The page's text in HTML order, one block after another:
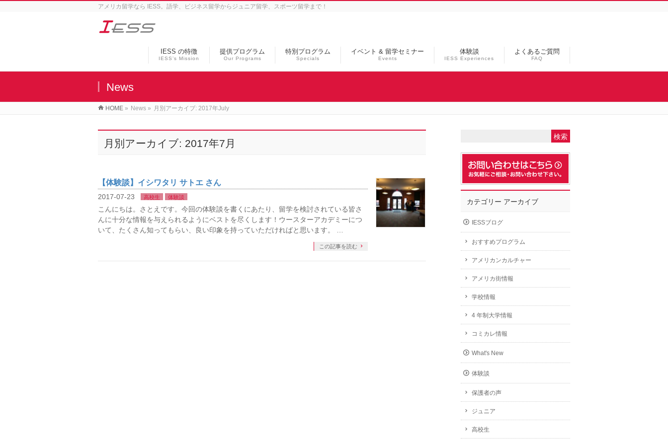
アメリカ留学なら IESS。語学、ビジネス留学からジュニア留学、スポーツ留学まで！
IESS の特徴
IESS’s Mission
提供プログラム
Our Programs
特別プログラム
Specials
イベント & 留学セミナー
Events
体験談
IESS Experiences
よくあるご質問
FAQ
News
HOME » News » 月別アーカイブ: 2017年July
月別アーカイブ: 2017年7月
【体験談】イシワタリ サトエ さん
2017-07-23 高校生 体験談
こんにちは。さとえです。今回の体験談を書くにあたり、留学を検討されている皆さ
んに十分な情報を与えられるようにベストを尽くします！ウースターアカデミーにつ
いて、たくさん知ってもらい、良い印象を持っていただければと思います。 …
この記事を読む
カテゴリー アーカイブ
IESSブログ
おすすめプログラム
アメリカンカルチャー
アメリカ街情報
学校情報
4 年制大学情報
コミカレ情報
What's New
体験談
保護者の声
ジュニア
高校生